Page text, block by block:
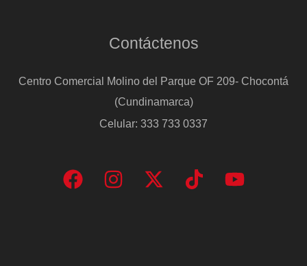
Contáctenos
Centro Comercial Molino del Parque OF 209- Chocontá
(Cundinamarca)
Celular: 333 733 0337